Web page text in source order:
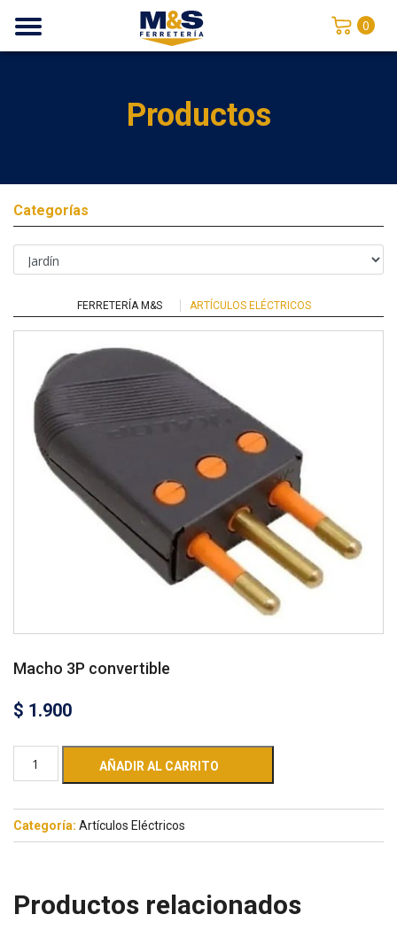
0
Productos
Categorías
FERRETERÍA M&S ARTÍCULOS ELÉCTRICOS
Macho 3P convertible
$ 1.900
AÑADIR AL CARRITO
Categoría: Artículos Eléctricos
Productos relacionados